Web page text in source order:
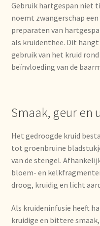
Nuestra visión del té
Online shop
Onlineshop
Ordering and delivery time
Organic certificates
Our vision on tea
Over ons
Pagos y descuentos
Gebruik hartgespan niet
noemt zwangerschap
preparaten van
als kruidenthee. Dit
gebruik van het kruid
beïnvloeding van de
Smaak, geur en
Het gedroogde kruid
tot groenbruine
van de stengel.
bloem- en
droog, kruidig en licht
Als kruideninfusie heeft
kruidige en bittere